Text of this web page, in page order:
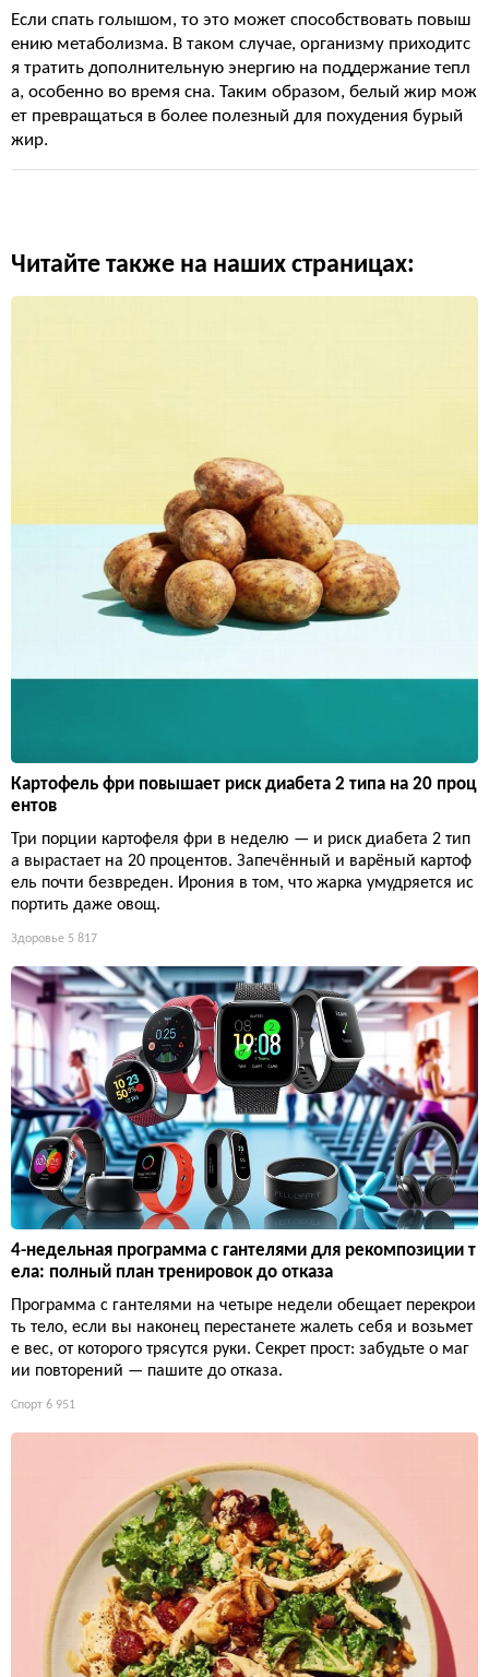
Если спать голышом, то это может способствовать повыш
ению метаболизма. В таком случае, организму приходитс
я тратить дополнительную энергию на поддержание тепл
а, особенно во время сна. Таким образом, белый жир мож
ет превращаться в более полезный для похудения бурый
жир.
Читайте также на наших страницах:
Картофель фри повышает риск диабета 2 типа на 20 проц
ентов
Три порции картофеля фри в неделю — и риск диабета 2 тип
а вырастает на 20 процентов. Запечённый и варёный картоф
ель почти безвреден. Ирония в том, что жарка умудряется ис
портить даже овощ.
Здоровье 5 817
4-недельная программа с гантелями для рекомпозиции т
ела: полный план тренировок до отказа
Программа с гантелями на четыре недели обещает перекрои
ть тело, если вы наконец перестанете жалеть себя и возьмет
е вес, от которого трясутся руки. Секрет прост: забудьте о маг
ии повторений — пашите до отказа.
Спорт 6 951